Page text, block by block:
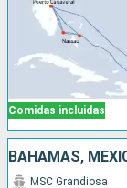
Comidas incluidas
MSC Grandiosa